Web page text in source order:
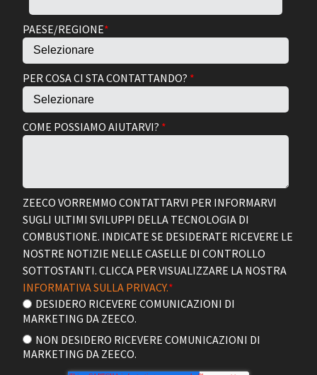
PAESE/REGIONE*
PER COSA CI STA CONTATTANDO? *
COME POSSIAMO AIUTARVI? *
ZEECO VORREMMO CONTATTARVI PER INFORMARVI
SUGLI ULTIMI SVILUPPI DELLA TECNOLOGIA DI
COMBUSTIONE. INDICATE SE DESIDERATE RICEVERE LE
NOSTRE NOTIZIE NELLE CASELLE DI CONTROLLO
SOTTOSTANTI. CLICCA PER VISUALIZZARE LA NOSTRA
INFORMATIVA SULLA PRIVACY.*
DESIDERO RICEVERE COMUNICAZIONI DI
MARKETING DA ZEECO.
NON DESIDERO RICEVERE COMUNICAZIONI DI
MARKETING DA ZEECO.